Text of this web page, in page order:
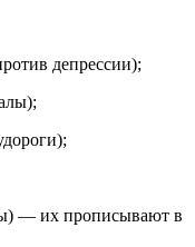
депрессии);
— их прописывают в